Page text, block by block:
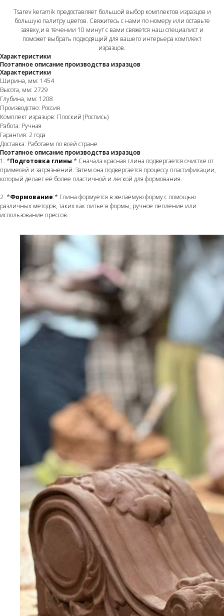
Tsarev keramik предоставляет большой выбор комплектов изразцов и
большую палитру цветов. Свяжитесь с нами по номеру или оставьте
заявку,и в течении 10 минут с вами свяжется наш специалист и
поможет выбрать подходящий для вашего интерьера комплект
изразцов.
Характеристики
Поэтапное описание производства изразцов
Характеристики
Ширина, мм: 1454
Высота, мм: 2729
Глубина, мм: 1208
Производство: Россия
Комплект изразцов: Плоский (Роспись)
Работа: Ручная
Гарантия: 2 года
Доставка: Работаем по всей стране
Поэтапное описание производства изразцов
1. *Подготовка глины:* Сначала красная глина подвергается очистке от
примесей и загрязнений. Затем она подвергается процессу пластификации,
который делает её более пластичной и легкой для формования.
2. *Формование:* Глина формуется в желаемую форму с помощью
различных методов, таких как литье в формы, ручное лепление или
использование прессов.